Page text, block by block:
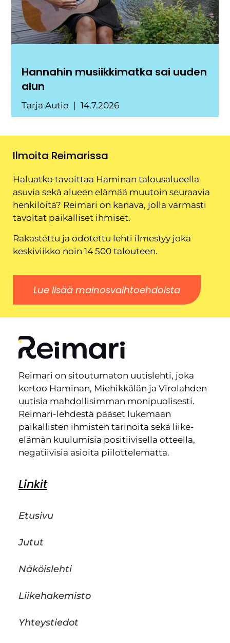
Hannahin musiikkimatka sai uuden
alun
Tarja Autio 14.7.2026
Ilmoita Reimarissa
Haluatko tavoittaa Haminan talousalueella
asuvia sekä alueen elämää muutoin seuraavia
henkilöitä? Reimari on kanava, jolla varmasti
tavoitat paikalliset ihmiset.
Rakastettu ja odotettu lehti ilmestyy joka
keskiviikko noin 14 500 talouteen.
Lue lisää mainosvaihtoehdoista
Reimari on sitoutumaton uutislehti, joka
kertoo Haminan, Miehikkälän ja Virolahden
uutisia mahdollisimman monipuolisesti.
Reimari-lehdestä pääset lukemaan
paikallisten ihmisten tarinoita sekä liike-
elämän kuulumisia positiivisella otteella,
negatiivisia asioita piilottelematta.
Linkit
Etusivu
Jutut
Näköislehti
Liikehakemisto
Yhteystiedot